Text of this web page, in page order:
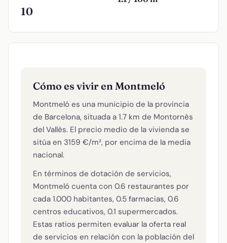
10
Cómo es vivir en Montmeló
Montmeló es una municipio de la provincia
de Barcelona, situada a 1.7 km de Montornès
del Vallès. El precio medio de la vivienda se
sitúa en 3159 €/m², por encima de la media
nacional.
En términos de dotación de servicios,
Montmeló cuenta con 0.6 restaurantes por
cada 1.000 habitantes, 0.5 farmacias, 0.6
centros educativos, 0.1 supermercados.
Estas ratios permiten evaluar la oferta real
de servicios en relación con la población del